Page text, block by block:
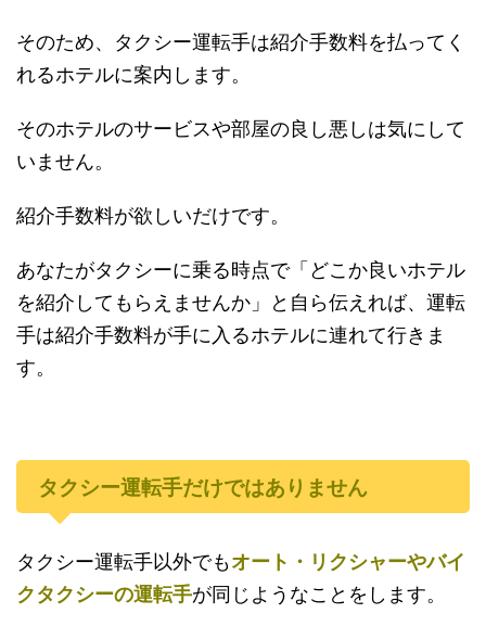
そのため、タクシー運転手は紹介手数料を払ってく
れるホテルに案内します。
そのホテルのサービスや部屋の良し悪しは気にして
いません。
紹介手数料が欲しいだけです。
あなたがタクシーに乗る時点で「どこか良いホテル
を紹介してもらえませんか」と自ら伝えれば、運転
手は紹介手数料が手に入るホテルに連れて行きま
す。
タクシー運転手だけではありません
タクシー運転手以外でもオート・リクシャーやバイ
クタクシーの運転手が同じようなことをします。